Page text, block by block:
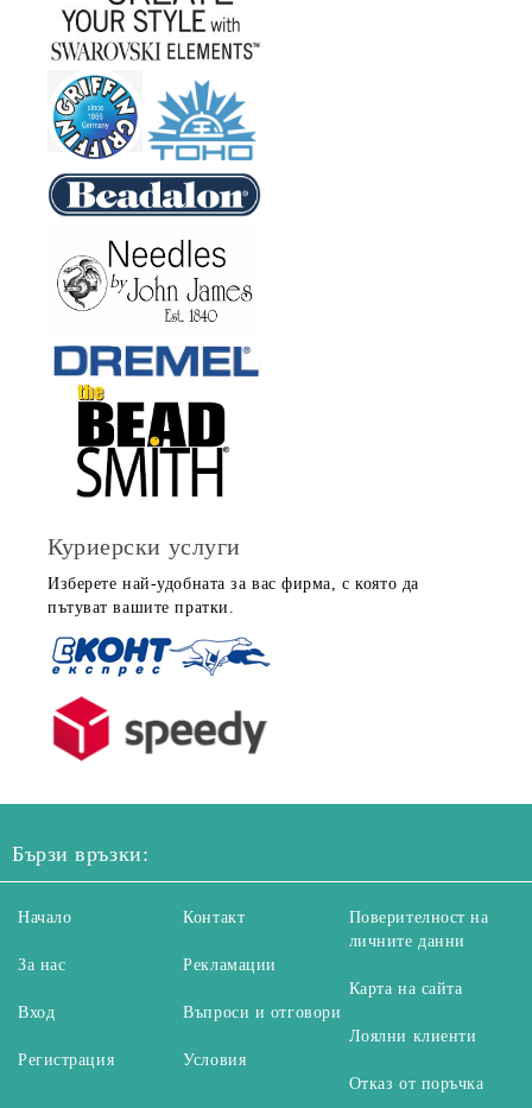
Куриерски услуги
Изберете най-удобната за вас фирма, с която да
пътуват вашите пратки.
Бързи връзки:
Начало
За нас
Вход
Регистрация
Контакт
Рекламации
Въпроси и отговори
Условия
Поверителност на
личните данни
Карта на сайта
Лоялни клиенти
Отказ от поръчка